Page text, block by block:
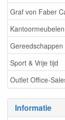
Graf von Faber
Kantoormeubelen
Gereedschappen
Sport & Vrije tijd
Outlet Office-
Informatie